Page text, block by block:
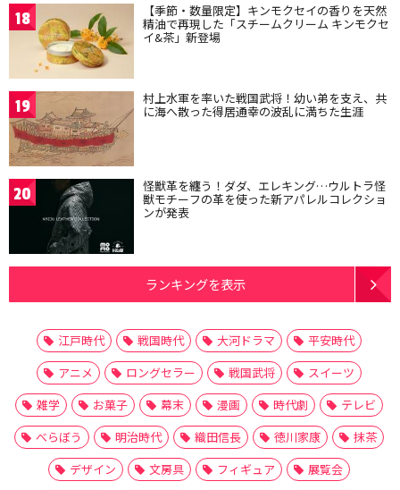
18 【季節・数量限定】キンモクセイの香りを天然
精油で再現した「スチームクリーム キンモクセ
イ&茶」新登場
19 村上水軍を率いた戦国武将！幼い弟を支え、共
に海へ散った得居通幸の波乱に満ちた生涯
20 怪獣革を纏う！ダダ、エレキング…ウルトラ怪
獣モチーフの革を使った新アパレルコレクショ
ンが発表
ランキングを表示
江戸時代 戦国時代 大河ドラマ
平安時代
アニメ
ロングセラー 戦国武将
スイーツ
雑学
お菓子 幕末 漫画 時代劇
テレビ
べらぼう
明治時代 織田信長 徳川家康
抹茶
デザイン
文房具 フィギュア
展覧会